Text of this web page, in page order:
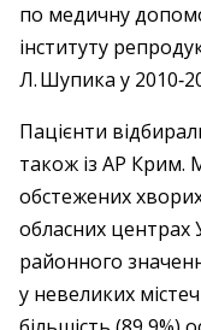
по медичну
інституту
Л. Шупика у
Пацієнти
також із АР Крим.
обстежених
обласних центрах
районного
у невеликих